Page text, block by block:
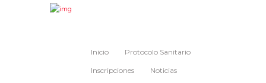
Inicio Protocolo Sanitario
Inscripciones Noticias